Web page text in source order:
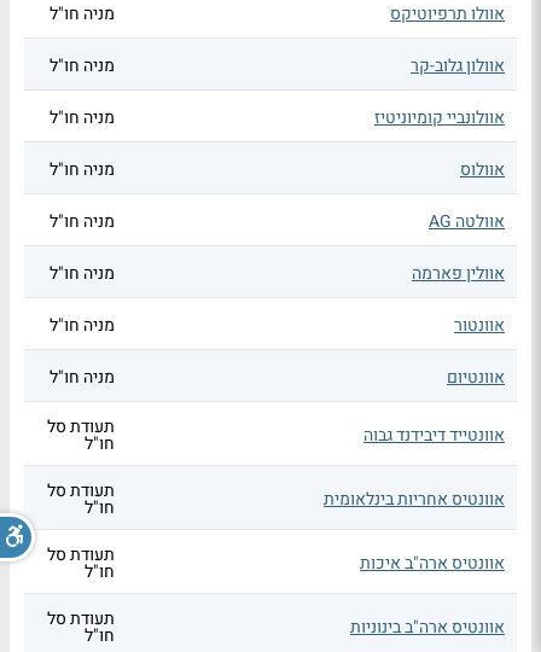
אוולו תרפיוטיקס מניה חו"ל
אוולון גלוב-קר מניה חו"ל
אוולונביי קומיוניטיז מניה חו"ל
אוולוס מניה חו"ל
אוולטה AG מניה חו"ל
אוולין פארמה מניה חו"ל
אוונטור מניה חו"ל
אוונטיום מניה חו"ל
אוונטייד דיבידנד גבוה תעודת סל
חו"ל
אוונטיס אחריות בינלאומית תעודת סל
חו"ל
אוונטיס ארה"ב איכות תעודת סל
חו"ל
אוונטיס ארה"ב בינוניות תעודת סל
חו"ל